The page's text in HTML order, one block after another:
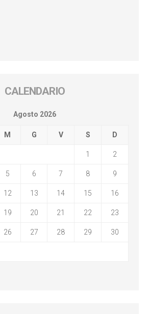
CALENDARIO
Agosto 2026
M G V S D
1 2
5 6 7 8 9
12 13 14 15 16
19 20 21 22 23
26 27 28 29 30